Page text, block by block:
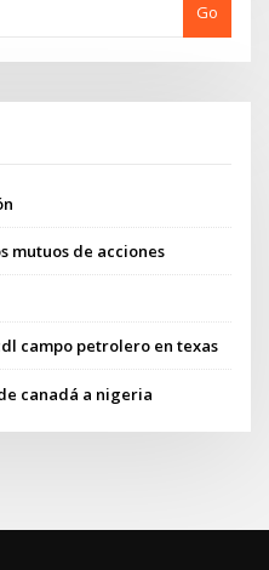
Go
mutuos de acciones
campo petrolero en texas
canadá a nigeria